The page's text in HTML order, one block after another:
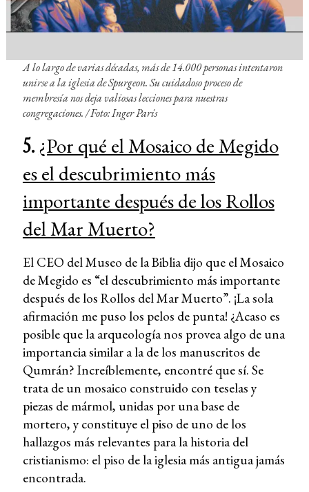
A lo largo de varias décadas, más de 14.000 personas intentaron
unirse a la iglesia de Spurgeon. Su cuidadoso proceso de
membresía nos deja valiosas lecciones para nuestras
congregaciones. / Foto: Inger París
5.¿Por qué el Mosaico de Megido
es el descubrimiento más
importante después de los Rollos
del Mar Muerto?
El CEO del Museo de la Biblia dijo que el Mosaico
de Megido es “el descubrimiento más importante
después de los Rollos del Mar Muerto”. ¡La sola
afirmación me puso los pelos de punta! ¿Acaso es
posible que la arqueología nos provea algo de una
importancia similar a la de los manuscritos de
Qumrán? Increíblemente, encontré que sí. Se
trata de un mosaico construido con teselas y
piezas de mármol, unidas por una base de
mortero, y constituye el piso de uno de los
hallazgos más relevantes para la historia del
cristianismo: el piso de la iglesia más antigua jamás
encontrada.